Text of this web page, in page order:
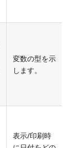
変数の型を示
します。
表示/印刷時